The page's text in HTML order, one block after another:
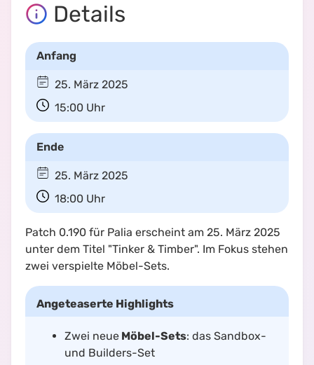
Details
Anfang
25. März 2025
15:00 Uhr
Ende
25. März 2025
18:00 Uhr
Patch 0.190 für Palia erscheint am 25. März 2025
unter dem Titel "Tinker & Timber". Im Fokus stehen
zwei verspielte Möbel-Sets.
Angeteaserte Highlights
Zwei neue Möbel-Sets: das Sandbox-
und Builders-Set